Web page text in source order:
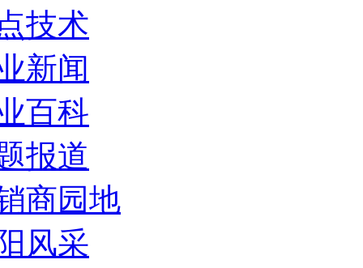
技术
新闻
百科
报道
商园地
风采